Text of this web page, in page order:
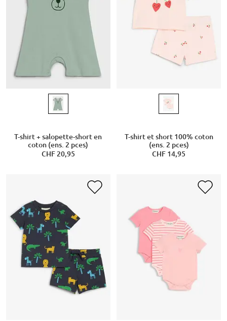
T-shirt + salopette-short en
coton (ens. 2 pces)
CHF 20,95
T-shirt et short 100% coton
(ens. 2 pces)
CHF 14,95